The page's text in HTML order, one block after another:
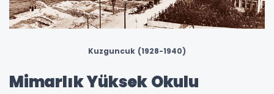
Kuzguncuk (1928-1940)
Mimarlık Yüksek Okulu